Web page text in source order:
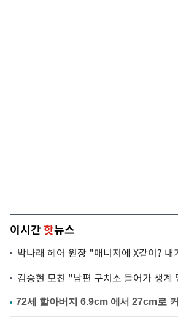
이시간핫뉴스
박나래 헤어 원장 "매니저에 X같이? 내
김승현 모친 "남편 구치소 들어가 생계